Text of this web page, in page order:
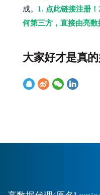
成。 1. 点此链接注册
何第三方，直接由亮数
大家好才是真